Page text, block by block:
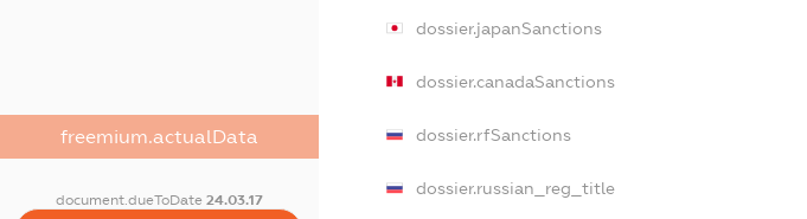
freemium.actualData
document.dueToDate 24.03.17
dossier.japanSanctions
dossier.canadaSanctions
dossier.rfSanctions
dossier.russian_reg_title